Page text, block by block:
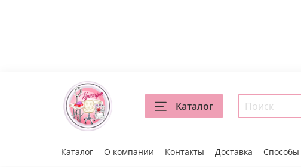
Каталог
Каталог О компании Контакты Доставка